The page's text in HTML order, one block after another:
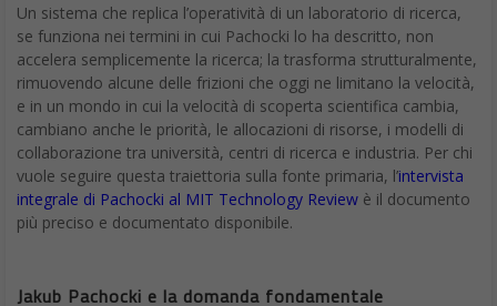
Un sistema che replica l’operatività di un laboratorio di ricerca,
se funziona nei termini in cui Pachocki lo ha descritto, non
accelera semplicemente la ricerca; la trasforma strutturalmente,
rimuovendo alcune delle frizioni che oggi ne limitano la velocità,
e in un mondo in cui la velocità di scoperta scientifica cambia,
cambiano anche le priorità, le allocazioni di risorse, i modelli di
collaborazione tra università, centri di ricerca e industria. Per chi
vuole seguire questa traiettoria sulla fonte primaria, l’intervista
integrale di Pachocki al MIT Technology Review è il documento
più preciso e documentato disponibile.
Jakub Pachocki e la domanda fondamentale